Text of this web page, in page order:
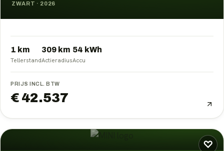
ZWART · 2026
1 km
Tellerstand
309 km
Actieradius
54 kWh
Accu
PRIJS INCL. BTW
€ 42.537
♡